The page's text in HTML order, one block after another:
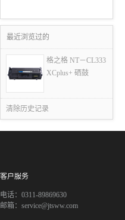
最近浏览过的
格之格 NT－CL333
XCplus+ 硒鼓
清除历史记录
客户服务
电话：0311-89869630
邮箱：service@jtsww.com